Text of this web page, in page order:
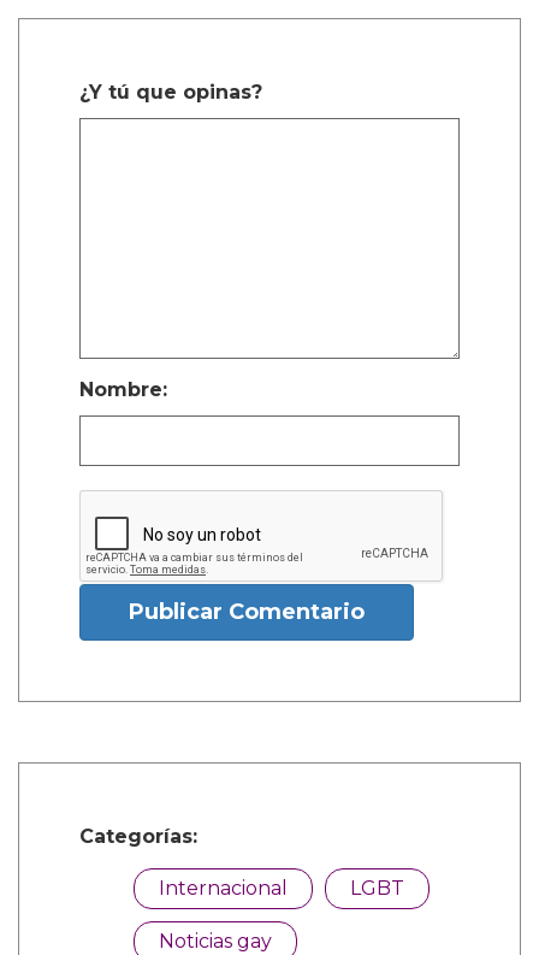
¿Y tú que opinas?
Nombre:
Publicar Comentario
Categorías:
Internacional LGBT
Noticias gay